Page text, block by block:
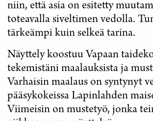
niin, että asia on esitetty
toteavalla siveltimen vedolla.
tärkeämpi kuin selkeä tarina.
Näyttely koostuu Vapaan
tekemistäni maalauksista ja
Varhaisin maalaus on syntynyt
pääsykokeissa Lapinlahden
Viimeisin on mustetyö, jonka